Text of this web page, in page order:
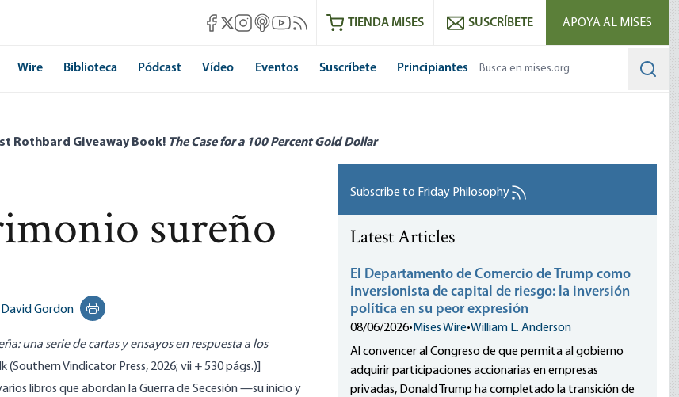
Mises Facebook
Mises X
Mises Instagram
Mises itunes
Mises Youtube
Mises RSS feedTIENDA MISES SUSCRÍBETE APOYA AL MISES
Wire Biblioteca Pódcast Vídeo Eventos Suscríbete Principiantes
Rothbard Giveaway Book! The Case for a 100 Percent Gold Dollar
sureño
David Gordon
Print this page
una serie de cartas y ensayos en respuesta a los
(Southern Vindicator Press, 2026; vii + 530 págs.)]
libros que abordan la Guerra de Secesión —su inicio y
Subscribe to Friday Philosophy
Latest Articles
El Departamento de Comercio de Trump como
inversionista de capital de riesgo: la inversión
política en su peor expresión
08/06/2026• Mises Wire•William L. Anderson
Al convencer al Congreso de que permita al gobierno
adquirir participaciones accionarias en empresas
privadas, Donald Trump ha completado la transición de